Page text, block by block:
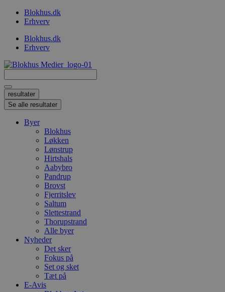
VidereBlokhus.dk
Erhverv
Blokhus.dk
Erhverv
...
resultater
Se alle resultater
Byer
Blokhus
Løkken
Lønstrup
Hirtshals
Aabybro
Pandrup
Brovst
Fjerritslev
Saltum
Slettestrand
Thorupstrand
Alle byer
Nyheder
Det sker
Fokus på
Set og sket
Tæt på
E-Avis